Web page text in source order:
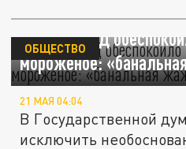
Депутата ГД
мороженое:
ОБЩЕСТВО
21 МАЯ 04:04
В Государственной
исключить